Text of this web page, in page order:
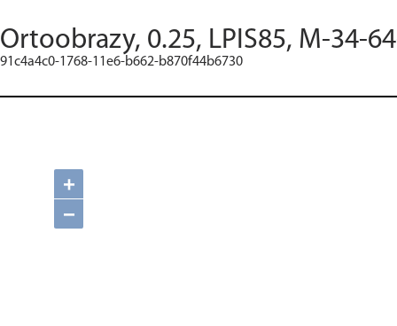
Ortoobrazy, 0.25, LPIS85, M-34-
91c4a4c0-1768-11e6-b662-b870f44b6730
+
−